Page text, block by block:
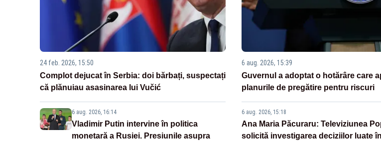
24 feb. 2026, 15:50
Complot dejucat în Serbia: doi bărbați, suspectați
că plănuiau asasinarea lui Vučić
6 aug. 2026, 16:14
Vladimir Putin intervine în politica
monetară a Rusiei. Presiunile asupra
6 aug. 2026, 15:39
Guvernul a adoptat o hotărâre care
planurile de pregătire pentru riscuri
6 aug. 2026, 15:18
Ana Maria Păcuraru: Televiziunea
solicită investigarea deciziilor luate